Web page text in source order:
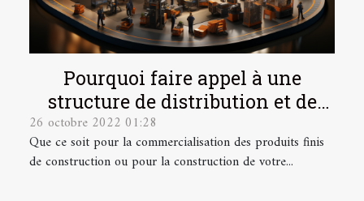
Pourquoi faire appel à une
structure de distribution et de
développement technologique de
finition ?
26 octobre 2022 01:28
Que ce soit pour la commercialisation des produits finis
de construction ou pour la construction de votre...